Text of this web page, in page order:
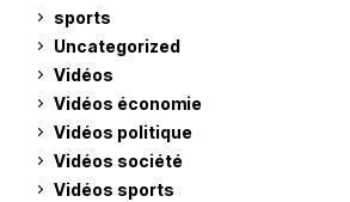
sports
Uncategorized
Vidéos
Vidéos économie
Vidéos politique
Vidéos société
Vidéos sports